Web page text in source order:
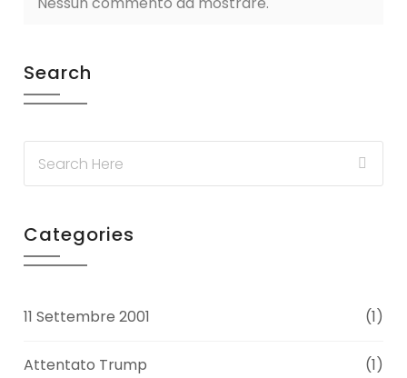
Search
Categories
11 Settembre 2001 (1)
Attentato Trump (1)